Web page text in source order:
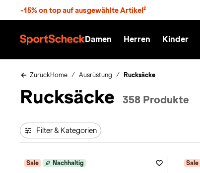
-15% on top auf ausgewählte Artikel²
S
c
k
Damen Herren Kinder
ZurückHome Ausrüstung Rucksäcke
Rucksäcke 358 Produkte
Filter & Kategorien
Sale Nachhaltig Sale